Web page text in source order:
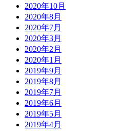
2020年10月
2020年8月
2020年7月
2020年3月
2020年2月
2020年1月
2019年9月
2019年8月
2019年7月
2019年6月
2019年5月
2019年4月